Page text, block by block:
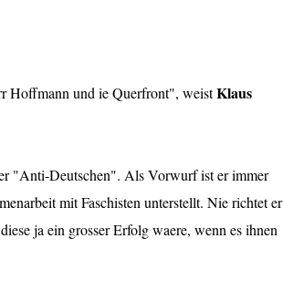
Hoffmann und ie Querfront", weistKlaus
"Anti-Deutschen". Als Vorwurf ist er immer
mit Faschisten unterstellt. Nie richtet er
ja ein grosser Erfolg waere, wenn es ihnen